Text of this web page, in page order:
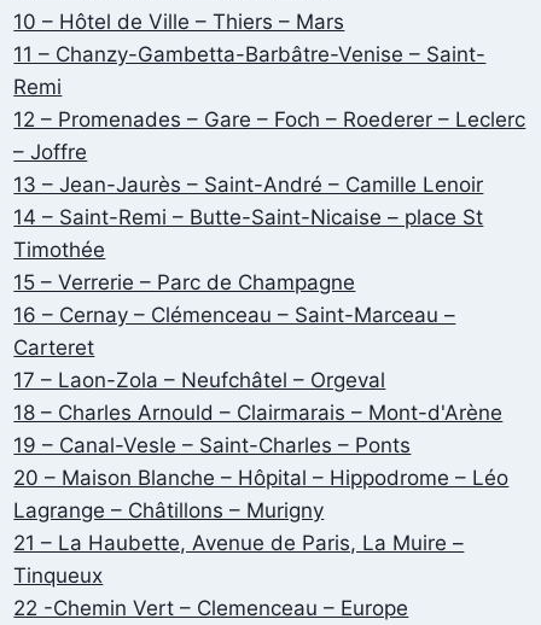
10 – Hôtel de Ville – Thiers – Mars
11 – Chanzy-Gambetta-Barbâtre-Venise – Saint-
Remi
12 – Promenades – Gare – Foch – Roederer – Leclerc
– Joffre
13 – Jean-Jaurès – Saint-André – Camille Lenoir
14 – Saint-Remi – Butte-Saint-Nicaise – place St
Timothée
15 – Verrerie – Parc de Champagne
16 – Cernay – Clémenceau – Saint-Marceau –
Carteret
17 – Laon-Zola – Neufchâtel – Orgeval
18 – Charles Arnould – Clairmarais – Mont-d'Arène
19 – Canal-Vesle – Saint-Charles – Ponts
20 – Maison Blanche – Hôpital – Hippodrome – Léo
Lagrange – Châtillons – Murigny
21 – La Haubette, Avenue de Paris, La Muire –
Tinqueux
22 -Chemin Vert – Clemenceau – Europe